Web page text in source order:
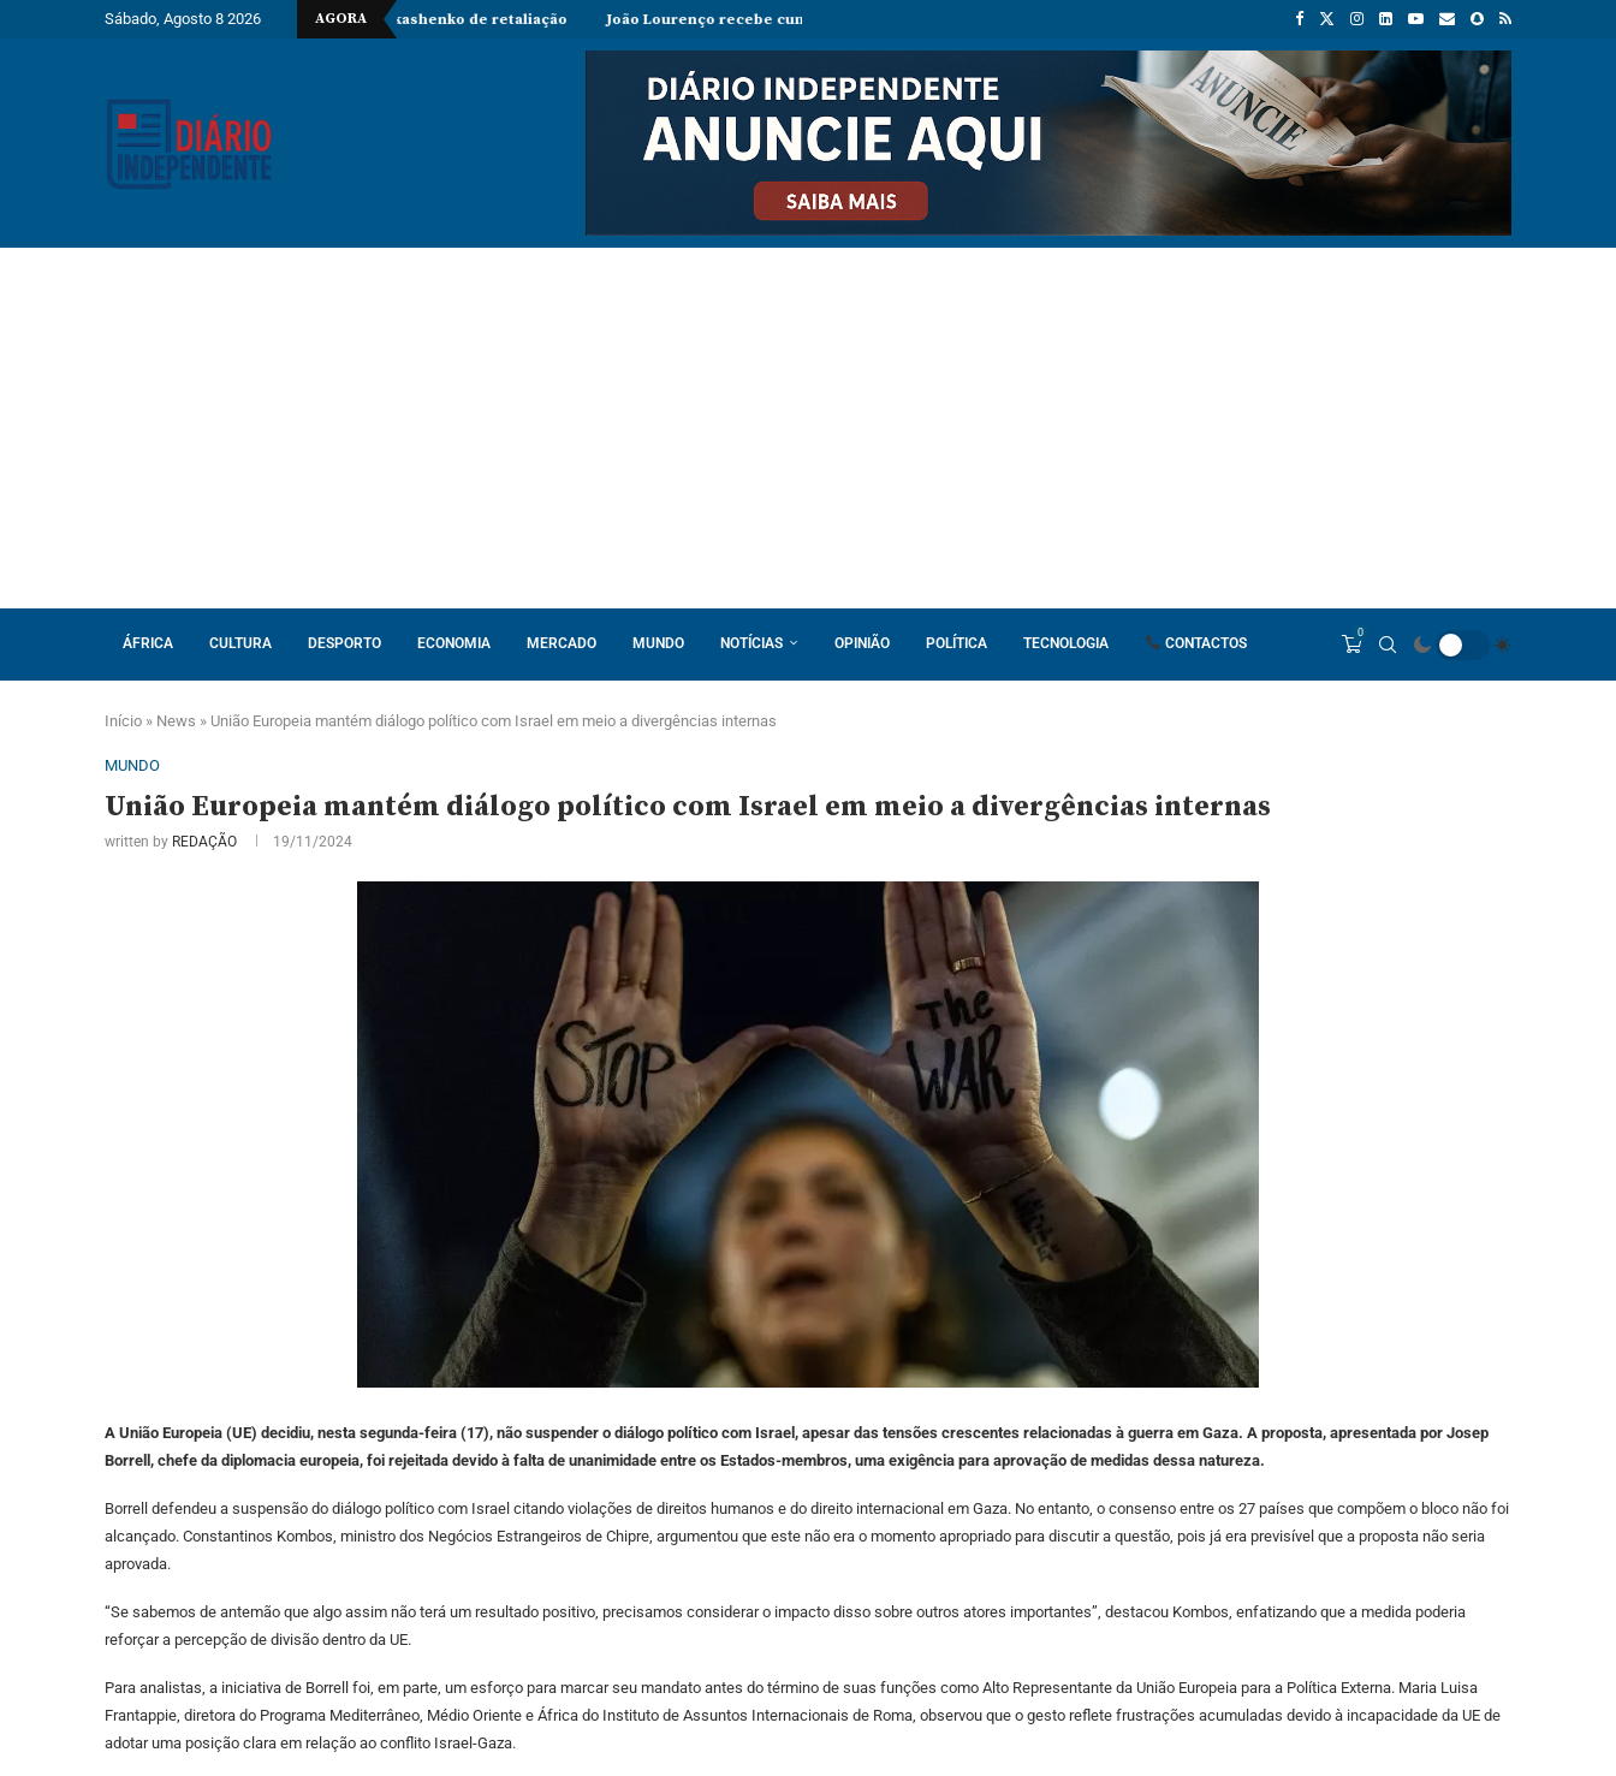
Sábado, Agosto 8 2026 AGORA
e Tsikhanouskaya acusa Lukashenko de retaliação João Lourenço recebe cumprimentos de despedida do embaixador do Vietname em Angola Espanha dá ultimato à Itália para suspender
ÁFRICA CULTURA DESPORTO ECONOMIA MERCADO MUNDO NOTÍCIAS OPINIÃO POLÍTICA TECNOLOGIA CONTACTOS
0
Início » News » União Europeia mantém diálogo político com Israel em meio a divergências internas
MUNDO
União Europeia mantém diálogo político com Israel em meio a divergências internas
written by REDAÇÃO 19/11/2024
A União Europeia (UE) decidiu, nesta segunda-feira (17), não suspender o diálogo político com Israel, apesar das tensões crescentes relacionadas à guerra em Gaza. A proposta, apresentada por Josep
Borrell, chefe da diplomacia europeia, foi rejeitada devido à falta de unanimidade entre os Estados-membros, uma exigência para aprovação de medidas dessa natureza.
Borrell defendeu a suspensão do diálogo político com Israel citando violações de direitos humanos e do direito internacional em Gaza. No entanto, o consenso entre os 27 países que compõem o bloco não foi
alcançado. Constantinos Kombos, ministro dos Negócios Estrangeiros de Chipre, argumentou que este não era o momento apropriado para discutir a questão, pois já era previsível que a proposta não seria
aprovada.
“Se sabemos de antemão que algo assim não terá um resultado positivo, precisamos considerar o impacto disso sobre outros atores importantes”, destacou Kombos, enfatizando que a medida poderia
reforçar a percepção de divisão dentro da UE.
Para analistas, a iniciativa de Borrell foi, em parte, um esforço para marcar seu mandato antes do término de suas funções como Alto Representante da União Europeia para a Política Externa. Maria Luisa
Frantappie, diretora do Programa Mediterrâneo, Médio Oriente e África do Instituto de Assuntos Internacionais de Roma, observou que o gesto reflete frustrações acumuladas devido à incapacidade da UE de
adotar uma posição clara em relação ao conflito Israel-Gaza.